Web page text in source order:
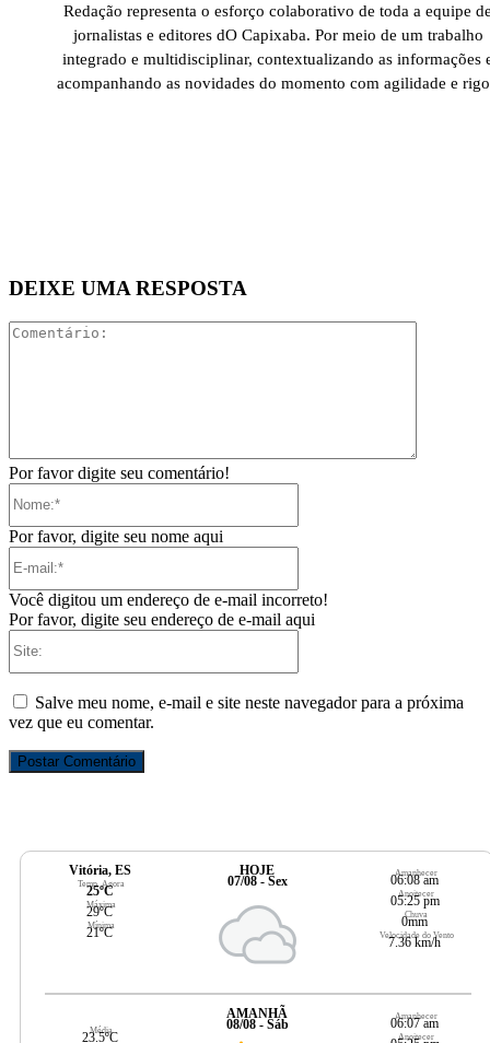
Redação representa o esforço colaborativo de toda a equipe
jornalistas e editores dO Capixaba. Por meio de um trabalho
integrado e multidisciplinar, contextualizando as informações
acompanhando as novidades do momento com agilidade e
DEIXE UMA RESPOSTA
Por favor digite seu comentário!
Por favor, digite seu nome aqui
Você digitou um endereço de e-mail incorreto!
Por favor, digite seu endereço de e-mail aqui
Salve meu nome, e-mail e site neste navegador para a próxima
vez que eu comentar.
Vitória, ES
Temp. Agora
25ºC
Máxima
29ºC
Mínima
21ºC
HOJE
07/08 - Sex
Amanhecer
06:08 am
Anoitecer
05:25 pm
Chuva
0mm
Velocidade do Vento
7.36 km/h
Média
23.5ºC
AMANHÃ
08/08 - Sáb
Amanhecer
06:07 am
Anoitecer